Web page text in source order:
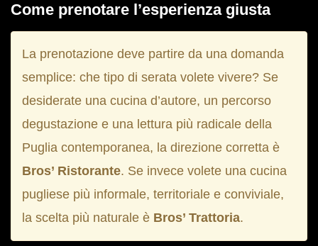
Come prenotare l’esperienza giusta
La prenotazione deve partire da una domanda
semplice: che tipo di serata volete vivere? Se
desiderate una cucina d’autore, un percorso
degustazione e una lettura più radicale della
Puglia contemporanea, la direzione corretta è
Bros’ Ristorante. Se invece volete una cucina
pugliese più informale, territoriale e conviviale,
la scelta più naturale è Bros’ Trattoria.